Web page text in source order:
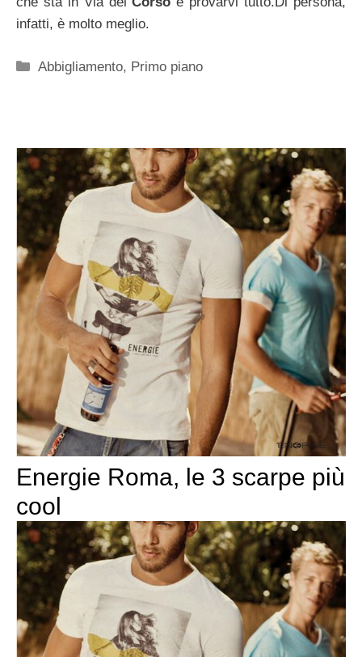
infatti, è molto meglio.
Categorie
Abbigliamento, Primo piano
Energie Roma, le 3 scarpe più
cool